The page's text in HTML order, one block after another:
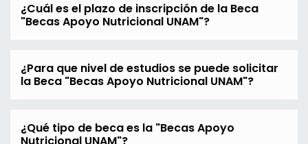
¿Cuál es el plazo de inscripción de la Beca
"Becas Apoyo Nutricional UNAM"?
¿Para que nivel de estudios se puede solicitar
la Beca "Becas Apoyo Nutricional UNAM"?
¿Qué tipo de beca es la "Becas Apoyo